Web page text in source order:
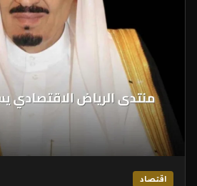
اقتصاد